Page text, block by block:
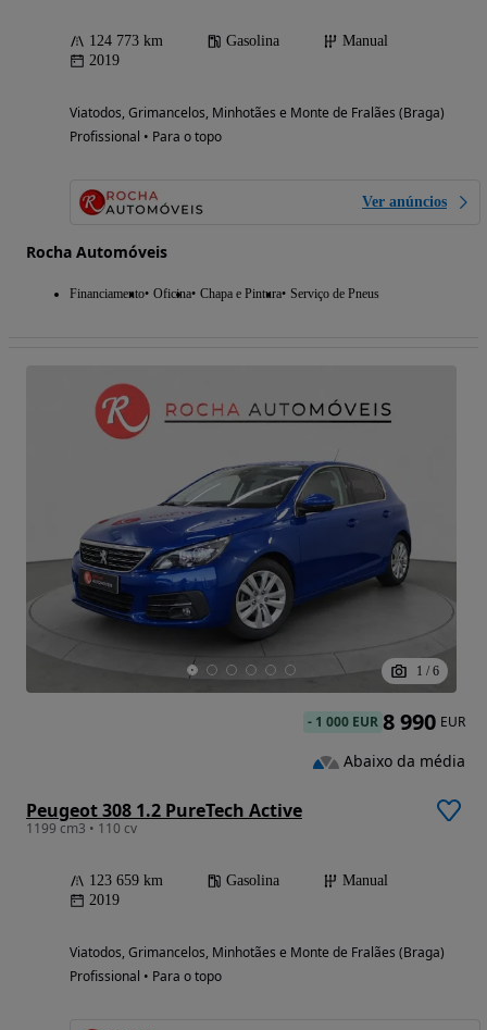
124 773 km Gasolina
Manual
2019
Viatodos, Grimancelos, Minhotães e Monte de Fralães (Braga)
Profissional • Para o topo
Ver anúncios
Rocha Automóveis
Financiamento Oficina Chapa e Pintura Serviço de Pneus
1 / 6
Peugeot 308 1.2 PureTech Active
1199 cm3 • 110 cv
123 659 km Gasolina
Manual
2019
Viatodos, Grimancelos, Minhotães e Monte de Fralães (Braga)
Profissional • Para o topo
- 1 000 EUR 8 990 EUR
Abaixo da média